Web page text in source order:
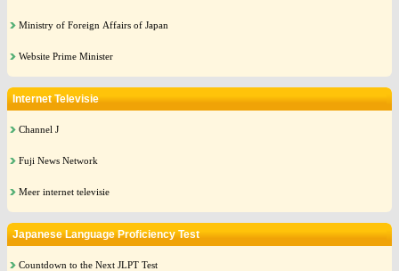
Ministry of Foreign Affairs of Japan
Website Prime Minister
Internet Televisie
Channel J
Fuji News Network
Meer internet televisie
Japanese Language Proficiency Test
Countdown to the Next JLPT Test